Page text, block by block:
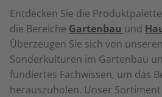
Entdecken Sie die
die Bereiche Gartenbau und
Überzeugen Sie sich von
Sonderkulturen im Gartenbau
fundiertes Fachwissen, um das
herauszuholen. Unser